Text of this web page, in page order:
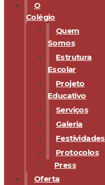
O
Colégio
Quem
Somos
Estrutura
Escolar
Projeto
Educativo
Serviços
Galeria
Festividades
Protocolos
Press
Oferta